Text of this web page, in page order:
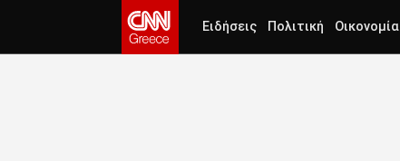
Ειδήσεις Πολιτική Οικονομία